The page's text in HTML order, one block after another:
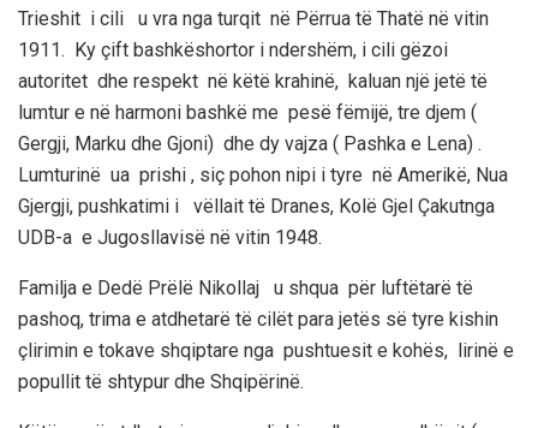
Trieshit i cili u vra nga turqit në Përrua të Thatë në vitin
1911. Ky çift bashkëshortor i ndershëm, i cili gëzoi
autoritet dhe respekt në këtë krahinë, kaluan një jetë të
lumtur e në harmoni bashkë me pesë fëmijë, tre djem (
Gergji, Marku dhe Gjoni) dhe dy vajza ( Pashka e Lena) .
Lumturinë ua prishi , siç pohon nipi i tyre në Amerikë, Nua
Gjergji, pushkatimi i vëllait të Dranes, Kolë Gjel Çakutnga
UDB-a e Jugosllavisë në vitin 1948.
Familja e Dedë Prëlë Nikollaj u shqua për luftëtarë të
pashoq, trima e atdhetarë të cilët para jetës së tyre kishin
çlirimin e tokave shqiptare nga pushtuesit e kohës, lirinë e
popullit të shtypur dhe Shqipërinë.